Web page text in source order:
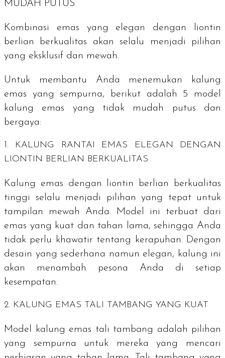
MUDAH PUTUS
Kombinasi emas yang elegan dengan liontin
berlian berkualitas akan selalu menjadi pilihan
yang eksklusif dan mewah.
Untuk membantu Anda menemukan kalung
emas yang sempurna, berikut adalah 5 model
kalung emas yang tidak mudah putus dan
bergaya:
1. KALUNG RANTAI EMAS ELEGAN DENGAN
LIONTIN BERLIAN BERKUALITAS
Kalung emas dengan liontin berlian berkualitas
tinggi selalu menjadi pilihan yang tepat untuk
tampilan mewah Anda. Model ini terbuat dari
emas yang kuat dan tahan lama, sehingga Anda
tidak perlu khawatir tentang kerapuhan. Dengan
desain yang sederhana namun elegan, kalung ini
akan menambah pesona Anda di setiap
kesempatan.
2. KALUNG EMAS TALI TAMBANG YANG KUAT
Model kalung emas tali tambang adalah pilihan
yang sempurna untuk mereka yang mencari